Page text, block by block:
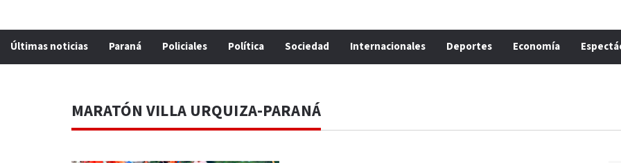
Últimas noticias Paraná Policiales Política Sociedad Internacionales Deportes Economía
MARATÓN VILLA URQUIZA-PARANÁ